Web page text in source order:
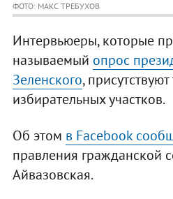
ФОТО: МАКС ТРЕБУХОВ
Интервьюеры, которые
называемый опрос
Зеленского,
избирательных участков.
Об этом в Facebook
правления гражданской
Айвазовская.